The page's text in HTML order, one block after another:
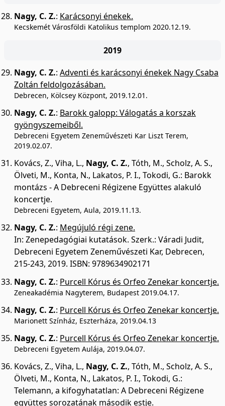
Nagy, C. Z.: Karácsonyi énekek.
Kecskemét Városföldi Katolikus templom 2020.12.19.
2019
Nagy, C. Z.: Adventi és karácsonyi énekek Nagy Csaba
Zoltán feldolgozásában.
Debrecen, Kölcsey Központ, 2019.12.01.
Nagy, C. Z.: Barokk galopp: Válogatás a korszak
gyöngyszemeiből.
Debreceni Egyetem Zeneművészeti Kar Liszt Terem,
2019.02.07.
Kovács, Z., Viha, L., Nagy, C. Z., Tóth, M., Scholz, A. S.,
Ölveti, M., Konta, N., Lakatos, P. I., Tokodi, G.: Barokk
montázs - A Debreceni Régizene Együttes alakuló
koncertje.
Debreceni Egyetem, Aula, 2019.11.13.
Nagy, C. Z.: Megújuló régi zene.
In: Zenepedagógiai kutatások. Szerk.: Váradi Judit,
Debreceni Egyetem Zeneművészeti Kar, Debrecen,
215-243, 2019. ISBN: 9789634902171
Nagy, C. Z.: Purcell Kórus és Orfeo Zenekar koncertje.
Zeneakadémia Nagyterem, Budapest 2019.04.17.
Nagy, C. Z.: Purcell Kórus és Orfeo Zenekar koncertje.
Marionett Színház, Eszterháza, 2019.04.13
Nagy, C. Z.: Purcell Kórus és Orfeo Zenekar koncertje.
Debreceni Egyetem Aulája, 2019.04.07.
Kovács, Z., Viha, L., Nagy, C. Z., Tóth, M., Scholz, A. S.,
Ölveti, M., Konta, N., Lakatos, P. I., Tokodi, G.:
Telemann, a kifogyhatatlan: A Debreceni Régizene
együttes sorozatának második estje.